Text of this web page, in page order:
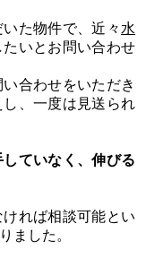
た物件で、近々 水
たいとお問い合わせ
合わせをいただき
、一度は見送られ
していなく、伸びる
れば相談可能とい
ました。